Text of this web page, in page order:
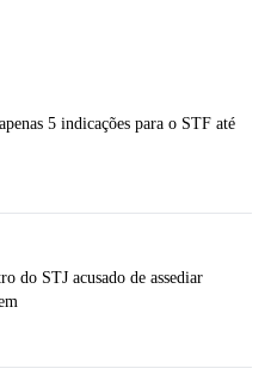
5 indicações para o STF até
do STJ acusado de assediar